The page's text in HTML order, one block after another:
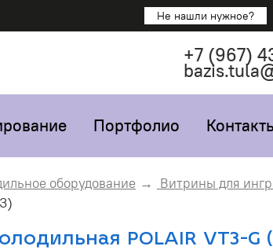
Не нашли нужное?
+7 (967)
Портфолио
оборудование Витрины для
POLAIR VT3-G